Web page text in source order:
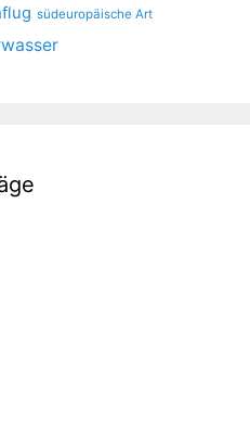
südeuropäische Art